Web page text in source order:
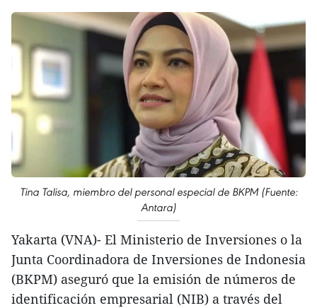
Tina Talisa, miembro del personal especial de BKPM (Fuente:
Antara)
Yakarta (VNA)- El Ministerio de Inversiones o la
Junta Coordinadora de Inversiones de Indonesia
(BKPM) aseguró que la emisión de números de
identificación empresarial (NIB) a través del